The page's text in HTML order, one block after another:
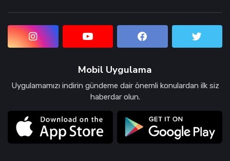
Mobil Uygulama
Uygulamamızı indirin gündeme dair önemli konulardan ilk siz
haberdar olun.